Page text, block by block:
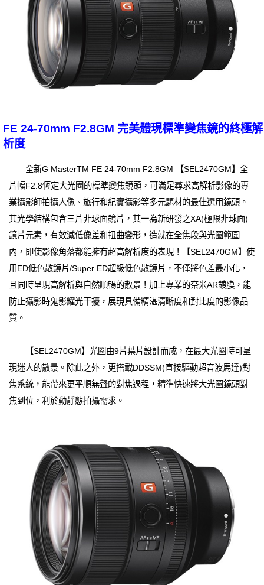
FE 24-70mm F2.8GM 完美體現標準變焦鏡的終極解
析度
全新G MasterTM FE 24-70mm F2.8GM 【SEL2470GM】全
片幅F2.8恆定大光圈的標準變焦鏡頭，可滿足尋求高解析影像的專
業攝影師拍攝人像、旅行和紀實攝影等多元題材的最佳選用鏡頭。
其光學結構包含三片非球面鏡片，其一為新研發之XA(極限非球面)
鏡片元素，有效減低像差和扭曲變形，造就在全焦段與光圈範圍
內，即使影像角落都能擁有超高解析度的表現！【SEL2470GM】使
用ED低色散鏡片/Super ED超級低色散鏡片，不僅將色差最小化，
且同時呈現高解析與自然順暢的散景！加上專業的奈米AR鍍膜，能
防止攝影時鬼影耀光干擾，展現具備精湛清晰度和對比度的影像品
質。
【SEL2470GM】光圈由9片葉片設計而成，在最大光圈時可呈
現迷人的散景。除此之外，更搭載DDSSM(直接驅動超音波馬達)對
焦系統，能帶來更平順無聲的對焦過程，精準快速將大光圈鏡頭對
焦到位，利於動靜態拍攝需求。